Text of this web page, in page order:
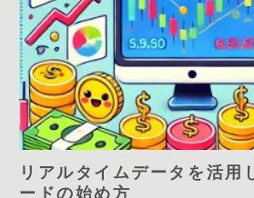
リアルタイムデータを活用
ードの始め方